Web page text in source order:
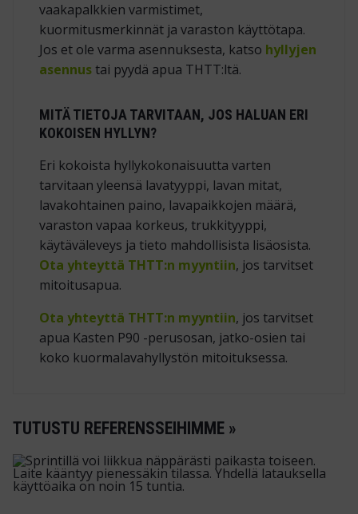
vaakapalkkien varmistimet,
kuormitusmerkinnät ja varaston käyttötapa.
Jos et ole varma asennuksesta, katso hyllyjen
asennus tai pyydä apua THTT:ltä.
MITÄ TIETOJA TARVITAAN, JOS HALUAN ERI
KOKOISEN HYLLYN?
Eri kokoista hyllykokonaisuutta varten
tarvitaan yleensä lavatyyppi, lavan mitat,
lavakohtainen paino, lavapaikkojen määrä,
varaston vapaa korkeus, trukkityyppi,
käytäväleveys ja tieto mahdollisista lisäosista.
Ota yhteyttä THTT:n myyntiin, jos tarvitset
mitoitusapua.
Ota yhteyttä THTT:n myyntiin, jos tarvitset
apua Kasten P90 -perusosan, jatko-osien tai
koko kuormalavahyllystön mitoituksessa.
TUTUSTU REFERENSSEIHIMME »